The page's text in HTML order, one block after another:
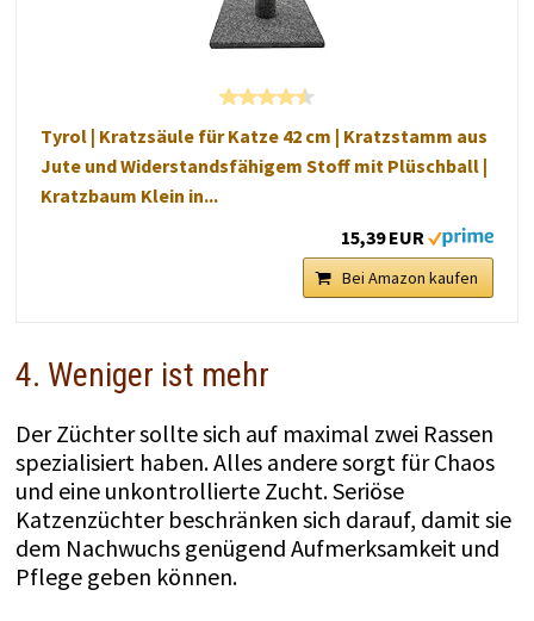
Tyrol | Kratzsäule für Katze 42 cm | Kratzstamm aus
Jute und Widerstandsfähigem Stoff mit Plüschball |
Kratzbaum Klein in...
15,39 EUR
Bei Amazon kaufen
4. Weniger ist mehr
Der Züchter sollte sich auf maximal zwei Rassen
spezialisiert haben. Alles andere sorgt für Chaos
und eine unkontrollierte Zucht. Seriöse
Katzenzüchter beschränken sich darauf, damit sie
dem Nachwuchs genügend Aufmerksamkeit und
Pflege geben können.